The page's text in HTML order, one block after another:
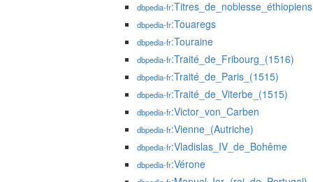
dbpedia-fr:Titres_de_noblesse_éthiopiens
dbpedia-fr:Touaregs
dbpedia-fr:Touraine
dbpedia-fr:Traité_de_Fribourg_(1516)
dbpedia-fr:Traité_de_Paris_(1515)
dbpedia-fr:Traité_de_Viterbe_(1515)
dbpedia-fr:Victor_von_Carben
dbpedia-fr:Vienne_(Autriche)
dbpedia-fr:Vladislas_IV_de_Bohême
dbpedia-fr:Vérone